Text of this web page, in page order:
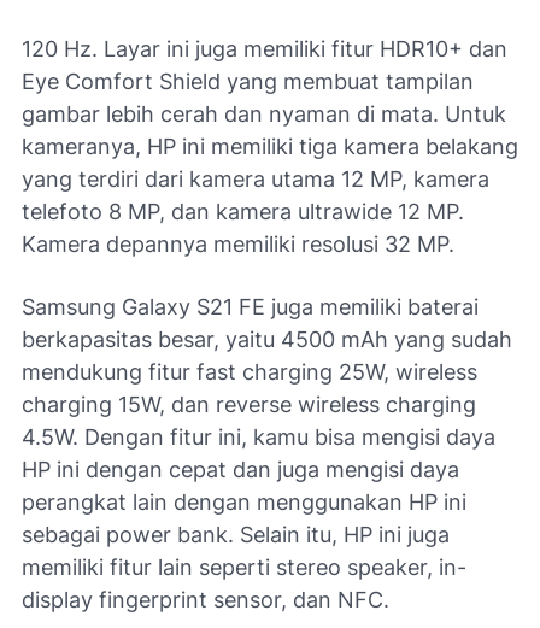
120 Hz. Layar ini juga memiliki fitur HDR10+ dan
Eye Comfort Shield yang membuat tampilan
gambar lebih cerah dan nyaman di mata. Untuk
kameranya, HP ini memiliki tiga kamera belakang
yang terdiri dari kamera utama 12 MP, kamera
telefoto 8 MP, dan kamera ultrawide 12 MP.
Kamera depannya memiliki resolusi 32 MP.
Samsung Galaxy S21 FE juga memiliki baterai
berkapasitas besar, yaitu 4500 mAh yang sudah
mendukung fitur fast charging 25W, wireless
charging 15W, dan reverse wireless charging
4.5W. Dengan fitur ini, kamu bisa mengisi daya
HP ini dengan cepat dan juga mengisi daya
perangkat lain dengan menggunakan HP ini
sebagai power bank. Selain itu, HP ini juga
memiliki fitur lain seperti stereo speaker, in-
display fingerprint sensor, dan NFC.